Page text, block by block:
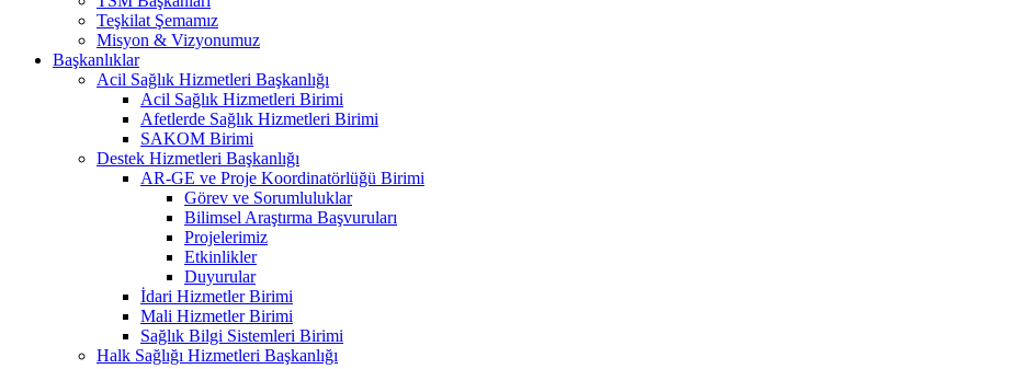
Teşkilat Şemamız
Misyon & Vizyonumuz
Başkanlıklar
Acil Sağlık Hizmetleri Başkanlığı
Acil Sağlık Hizmetleri Birimi
Afetlerde Sağlık Hizmetleri Birimi
SAKOM Birimi
Destek Hizmetleri Başkanlığı
AR-GE ve Proje Koordinatörlüğü Birimi
Görev ve Sorumluluklar
Bilimsel Araştırma Başvuruları
Projelerimiz
Etkinlikler
Duyurular
İdari Hizmetler Birimi
Mali Hizmetler Birimi
Sağlık Bilgi Sistemleri Birimi
Halk Sağlığı Hizmetleri Başkanlığı